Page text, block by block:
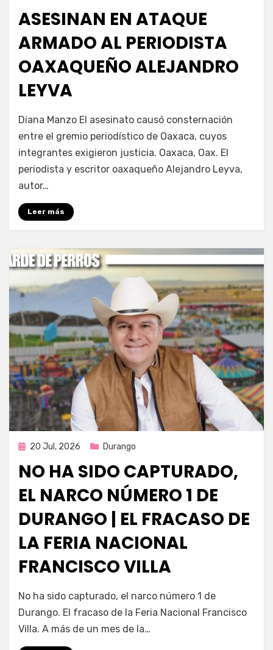
ASESINAN EN ATAQUE
ARMADO AL PERIODISTA
OAXAQUEÑO ALEJANDRO
LEYVA
Fernando Miranda Servín
Diana Manzo El asesinato causó consternación
entre el gremio periodístico de Oaxaca, cuyos
integrantes exigieron justicia. Oaxaca, Oax. El
periodista y escritor oaxaqueño Alejandro Leyva,
autor…
Leer más
Publicada
20 Jul, 2026 Durango
NO HA SIDO CAPTURADO,
EL NARCO NÚMERO 1 DE
DURANGO | EL FRACASO DE
LA FERIA NACIONAL
FRANCISCO VILLA
por Fernando Miranda Servín
No ha sido capturado, el narco número 1 de
Durango. El fracaso de la Feria Nacional Francisco
Villa. A más de un mes de la…